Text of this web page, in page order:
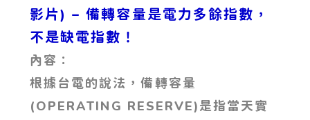
影片)– 備轉容量是電力多餘指數，
不是缺電指數！
內容：
根據台電的說法，備轉容量
(OPERATING RESERVE)是指當天實